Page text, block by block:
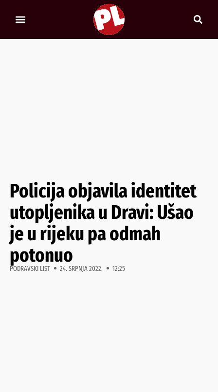
Policija objavila identitet
utopljenika u Dravi: Ušao
je u rijeku pa odmah
potonuo
PODRAVSKI LIST 24. SRPNJA 2022. 12:25